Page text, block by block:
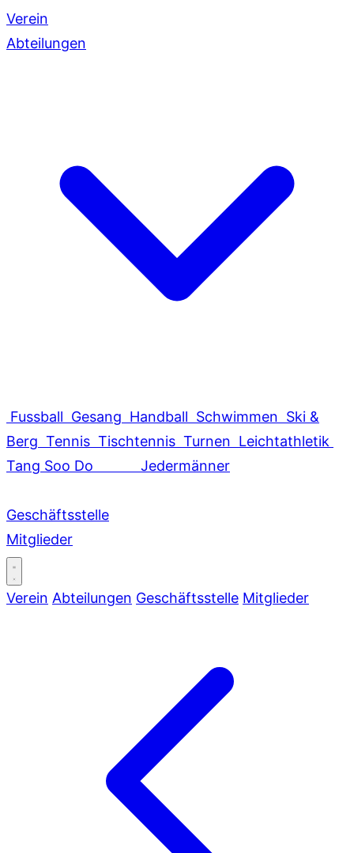
Verein
Abteilungen
Fussball Gesang Handball Schwimmen Ski &
Berg Tennis Tischtennis Turnen Leichtathletik
Tang Soo Do
Jedermänner
Geschäftsstelle
Mitglieder
Verein Abteilungen Geschäftsstelle Mitglieder